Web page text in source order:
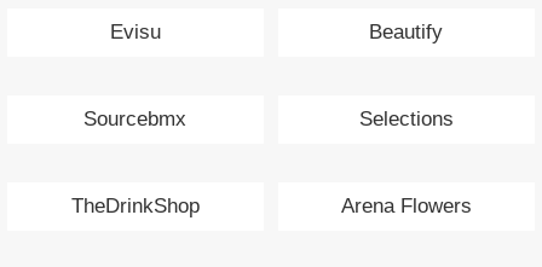
Evisu Beautify
Sourcebmx Selections
TheDrinkShop Arena Flowers